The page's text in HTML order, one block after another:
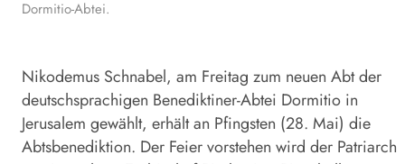
Dormitio-Abtei.
Nikodemus Schnabel, am Freitag zum neuen Abt der
deutschsprachigen Benediktiner-Abtei Dormitio in
Jerusalem gewählt, erhält an Pfingsten (28. Mai) die
Abtsbenediktion. Der Feier vorstehen wird der Patriarch